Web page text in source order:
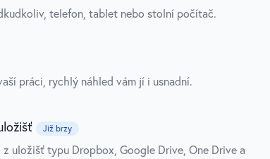
telefon, tablet nebo stolní počítač.
práci, rychlý náhled vám jí i usnadní.
Již brzy
uložišť typu Dropbox, Google Drive, One Drive a